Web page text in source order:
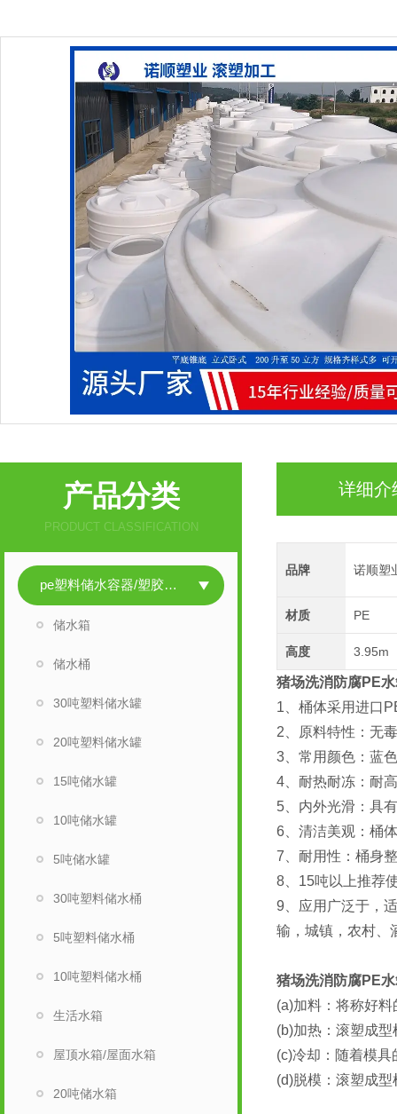
产品分类
PRODUCT CLASSIFICATION
pe塑料储水容器/塑胶储水容器
储水箱
储水桶
30吨塑料储水罐
20吨塑料储水罐
15吨储水罐
10吨储水罐
5吨储水罐
30吨塑料储水桶
5吨塑料储水桶
10吨塑料储水桶
生活水箱
屋顶水箱/屋面水箱
20吨储水箱
详细介
品牌 诺顺塑
材质 PE
高度 3.95m
猪场洗消防腐PE
1、桶体采用进口
2、原料特性：无
3、常用颜色：蓝
4、耐热耐冻：耐
5、内外光滑：具
6、清洁美观：桶
7、耐用性：桶身
8、15吨以上推荐
9、应用广泛于，
输，城镇，农村、
猪场洗消防腐PE
(a)加料：将称好
(b)加热：滚塑成
(c)冷却：随着模
(d)脱模：滚塑成